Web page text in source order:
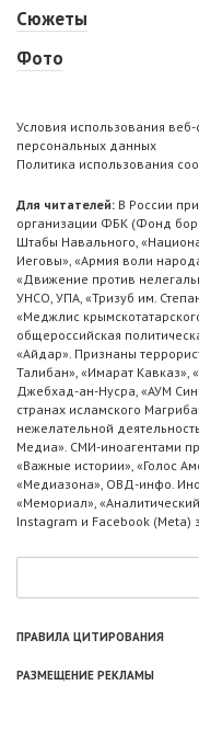
Сюжеты
Фото
Условия использования
персональных данных
Политика использования
Для читателей: В России
организации ФБК (Фонд
Штабы Навального,
Иеговы», «Армия воли
«Движение против
УНСО, УПА, «Тризуб им.
«Меджлис
общероссийская
«Айдар». Признаны
Талибан», «Имарат Кавказ»,
Джебхад-ан-Нусра, «АУМ
странах исламского
нежелательной
Медиа». СМИ-иноагентами
«Важные истории», «Голос
«Медиазона», ОВД-инфо.
«Мемориал»,
Instagram и Facebook (Metа)
ПРАВИЛА ЦИТИРОВАНИЯ
РАЗМЕЩЕНИЕ РЕКЛАМЫ